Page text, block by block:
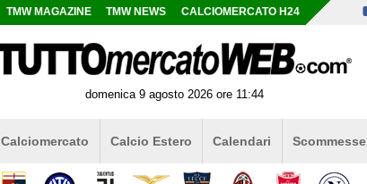
TMW MAGAZINE TMW NEWS CALCIOMERCATO H24
domenica 9 agosto 2026 ore 11:44
Calciomercato Calcio Estero Calendari Scommesse